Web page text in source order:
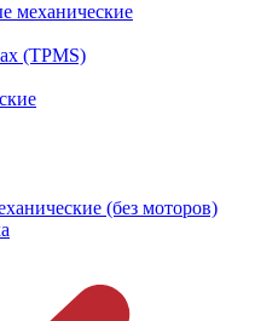
механические
(TPMS)
(без моторов)